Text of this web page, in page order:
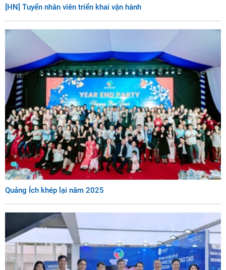
[HN] Tuyển nhân viên triển khai vận hành
Quảng Ích khép lại năm 2025